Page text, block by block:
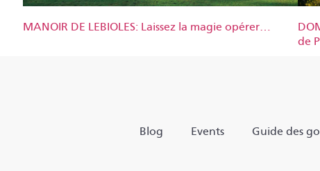
MANOIR DE LEBIOLES: Laissez la magie opérer…
de
Blog Events Guide des